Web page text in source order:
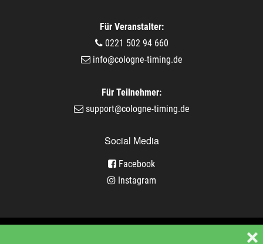
❌
Für Veranstalter:
0221 502 94 660
info@cologne-timing.de
Für Teilnehmer:
support@cologne-timing.de
Social Media
Facebook
Instagram